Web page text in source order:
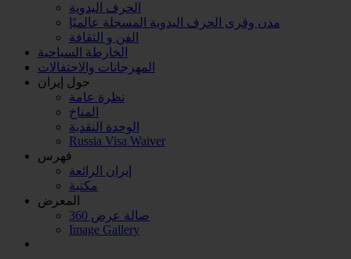
الحرف اليدوية
مدن وقرى الحرف اليدوية المسجلة عالميًا
الفن و الثقافة
الخارطة السياحية
المهرجانات والاحتفالات
حول إیران
نظرة عامة
المناخ
الوحدة النقدية
Russia Visa Waiver
فهرس
إيران الرائعة
مكتبة
المعرض
صالة عرض 360
Image Gallery